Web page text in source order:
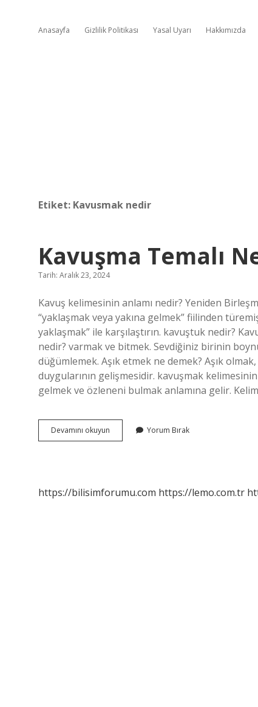
Anasayfa Gizlilik Politikası Yasal Uyarı Hakkımızda
Etiket: Kavusmak nedir
Kavuşma Temalı
Tarih: Aralık 23, 2024
Kavuş kelimesinin anlamı nedir? Yeniden
“yaklaşmak veya yakına gelmek” fiilinden
yaklaşmak” ile karşılaştırın. kavuştuk nedir?
nedir? varmak ve bitmek. Sevdiğiniz birinin
düğümlemek. Aşık etmek ne demek? Aşık
duygularının gelişmesidir. kavuşmak
gelmek ve özleneni bulmak anlamına gelir.
Devamını okuyun Kavuşma
Temalı
Yorum Bırak
https://bilisimforumu.com https://lemo.com.tr